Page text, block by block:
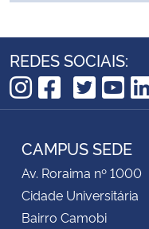
REDES SOCIAIS:
Instagram
TikTok
CAMPUS SEDE
Av. Roraima nº 1000
Cidade Universitária
Bairro Camobi